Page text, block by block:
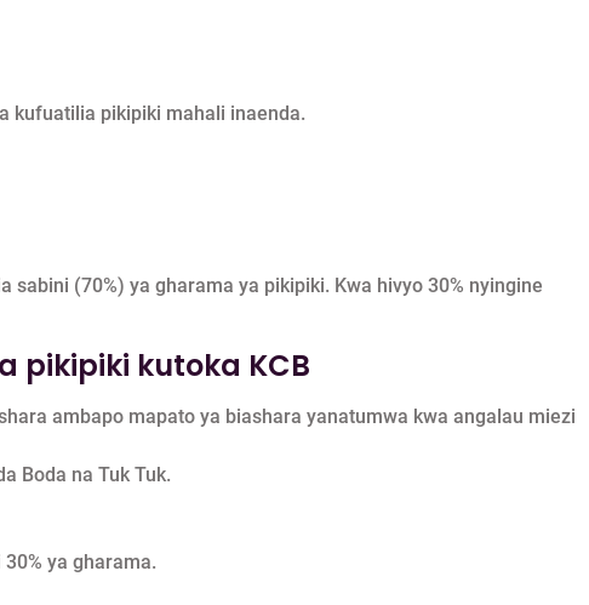
kufuatilia pikipiki mahali inaenda.
(70%) ya gharama ya pikipiki. Kwa hivyo 30% nyingine
pikipiki kutoka KCB
ambapo mapato ya biashara yanatumwa kwa angalau miezi
Boda na Tuk Tuk.
ya gharama.